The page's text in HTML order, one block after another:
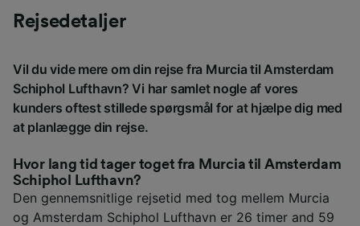
Rejsedetaljer
Vil du vide mere om din rejse fra Murcia til Amsterdam
Schiphol Lufthavn? Vi har samlet nogle af vores
kunders oftest stillede spørgsmål for at hjælpe dig med
at planlægge din rejse.
Hvor lang tid tager toget fra Murcia til Amsterdam
Schiphol Lufthavn?
Den gennemsnitlige rejsetid med tog mellem Murcia
og Amsterdam Schiphol Lufthavn er 26 timer and 59